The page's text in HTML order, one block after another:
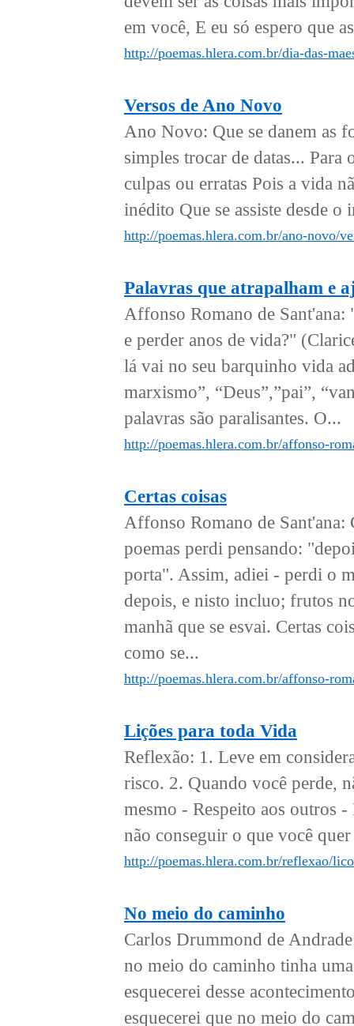
em você, E eu só espero que
http://poemas.hlera.com.br/dia-das-
Versos de Ano Novo
Ano Novo: Que se danem as
simples trocar de datas... Para
culpas ou erratas Pois a vida
inédito Que se assiste desde o
http://poemas.hlera.com.br/ano-novo/
Palavras que atrapalham e
Affonso Romano de Sant'ana:
e perder anos de vida?"
lá vai no seu barquinho vida
marxismo”, “Deus”,”pai”,
palavras são paralisantes. O...
http://poemas.hlera.com.br/affonso-
Certas coisas
Affonso Romano de Sant'ana:
poemas perdi pensando:
porta". Assim, adiei - perdi o
depois, e nisto incluo; frutos
manhã que se esvai. Certas
como se...
http://poemas.hlera.com.br/affonso-
Lições para toda Vida
Reflexão: 1. Leve em
risco. 2. Quando você perde,
mesmo - Respeito aos outros
não conseguir o que você
http://poemas.hlera.com.br/reflexao/
No meio do caminho
Carlos Drummond de
no meio do caminho tinha
esquecerei desse
esquecerei que no meio do